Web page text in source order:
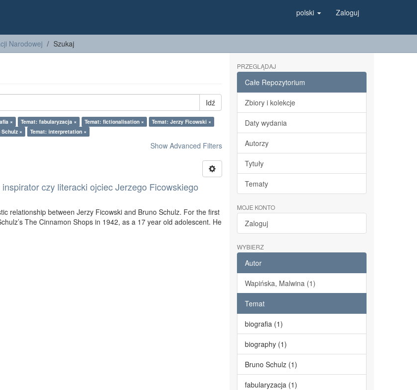
polski Zaloguj
Narodowej Szukaj
Idź
× Temat: fabularyzacja × Temat: fictionalisation ×
Temat: Jerzy Ficowski ×
× Temat: interpretation ×
Show Advanced Filters
czy literacki ojciec Jerzego Ficowskiego
relationship between Jerzy Ficowski and Bruno Schulz. For the first
The Cinnamon Shops in 1942, as a 17 year old adolescent. He
PRZEGLĄDAJ
Całe Repozytorium
Zbiory i kolekcje
Daty wydania
Autorzy
Tytuły
Tematy
MOJE KONTO
Zaloguj
WYBIERZ
Autor
Wapińska, Malwina (1)
Temat
biografia (1)
biography (1)
Bruno Schulz (1)
fabularyzacja (1)